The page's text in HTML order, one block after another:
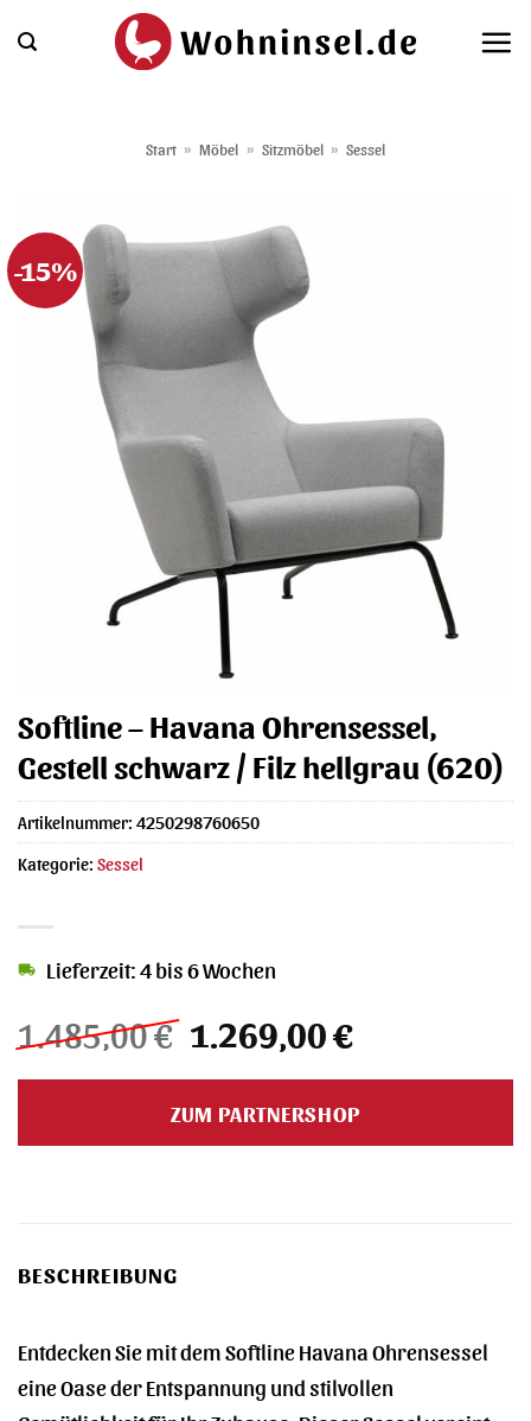
Inhalt
Start » Möbel » Sitzmöbel » Sessel
-15%
Softline – Havana Ohrensessel,
Gestell schwarz / Filz hellgrau (620)
1.485,00€ Ursprünglicher
war:
1.485,00 €
1.269,00€Aktueller
ist:
1.269,00 €.
Lieferzeit: 4 bis 6 Wochen
ZUM PARTNERSHOP
Artikelnummer: 4250298760650
Kategorie: Sessel
BESCHREIBUNG
Entdecken Sie mit dem Softline Havana Ohrensessel
eine Oase der Entspannung und stilvollen